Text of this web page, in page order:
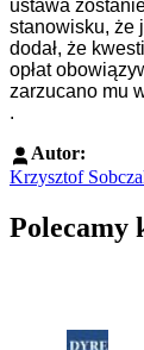
ustawa
stanowisku, że
dodał, że
opłat
zarzucano mu
.
Autor:
Krzysztof
Polecamy